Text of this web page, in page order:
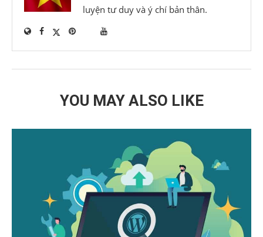
luyện tư duy và ý chí bản thân.
YOU MAY ALSO LIKE